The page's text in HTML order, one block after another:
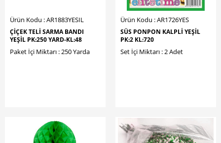
Ürün Kodu : AR1883YESIL
ÇİÇEK TELİ SARMA BANDI
YEŞİL PK:250 YARD-KL:48
Paket İçi Miktarı : 250 Yarda
Ürün Kodu : AR1726YES
SÜS PONPON KALPLİ YEŞİL
PK:2 KL:720
Set İçi Miktarı : 2 Adet